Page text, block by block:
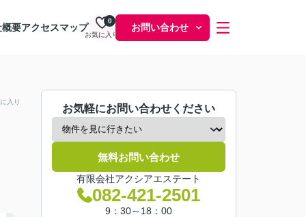
概要アクセスマップ
お気に入り
0
お問い合わせ
入り
お気軽にお問い合わせください
無料お問い合わせ
有限会社アクシアエステート
082-421-2501
9：30～18：00